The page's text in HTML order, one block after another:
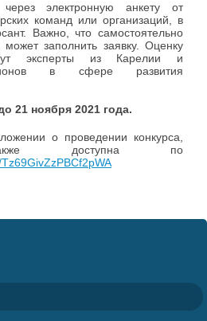
электронную анкету от
команд или организаций, в
Важно, что самостоятельно
заполнить заявку. Оценку
эксперты из Карелии и
в сфере развития
21 ноября 2021 года.
о проведении конкурса,
доступна по